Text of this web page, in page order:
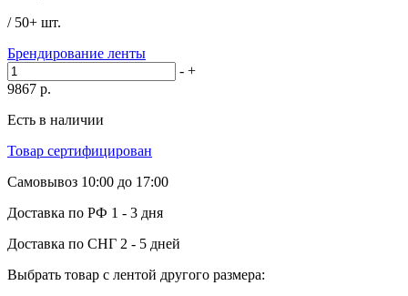
/ 50+ шт.
Брендирование ленты
- +
9867 р.
Есть в наличии
Товар сертифицирован
Самовывоз 10:00 до 17:00
Доставка по РФ 1 - 3 дня
Доставка по СНГ 2 - 5 дней
Выбрать товар с лентой другого размера: